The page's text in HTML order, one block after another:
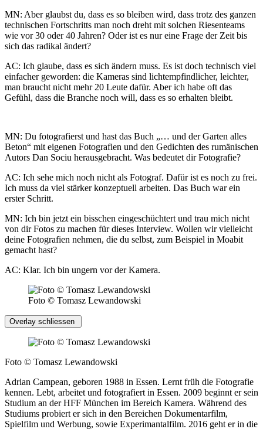
MN: Aber glaubst du, dass es so bleiben wird, dass trotz des ganzen
technischen Fortschritts man noch dreht mit solchen Riesenteams
wie vor 30 oder 40 Jahren? Oder ist es nur eine Frage der Zeit bis
sich das radikal ändert?
AC: Ich glaube, dass es sich ändern muss. Es ist doch technisch viel
einfacher geworden: die Kameras sind lichtempfindlicher, leichter,
man braucht nicht mehr 20 Leute dafür. Aber ich habe oft das
Gefühl, dass die Branche noch will, dass es so erhalten bleibt.
MN: Du fotografierst und hast das Buch „… und der Garten alles
Beton“ mit eigenen Fotografien und den Gedichten des rumänischen
Autors Dan Sociu herausgebracht. Was bedeutet dir Fotografie?
AC: Ich sehe mich noch nicht als Fotograf. Dafür ist es noch zu frei.
Ich muss da viel stärker konzeptuell arbeiten. Das Buch war ein
erster Schritt.
MN: Ich bin jetzt ein bisschen eingeschüchtert und trau mich nicht
von dir Fotos zu machen für dieses Interview. Wollen wir vielleicht
deine Fotografien nehmen, die du selbst, zum Beispiel in Moabit
gemacht hast?
AC: Klar. Ich bin ungern vor der Kamera.
Foto © Tomasz Lewandowski
Overlay schliessen
Foto © Tomasz Lewandowski
Adrian Campean, geboren 1988 in Essen. Lernt früh die Fotografie
kennen. Lebt, arbeitet und fotografiert in Essen. 2009 beginnt er sein
Studium an der HFF München im Bereich Kamera. Während des
Studiums probiert er sich in den Bereichen Dokumentarfilm,
Spielfilm und Werbung, sowie Experimantalfilm. 2016 geht er in die